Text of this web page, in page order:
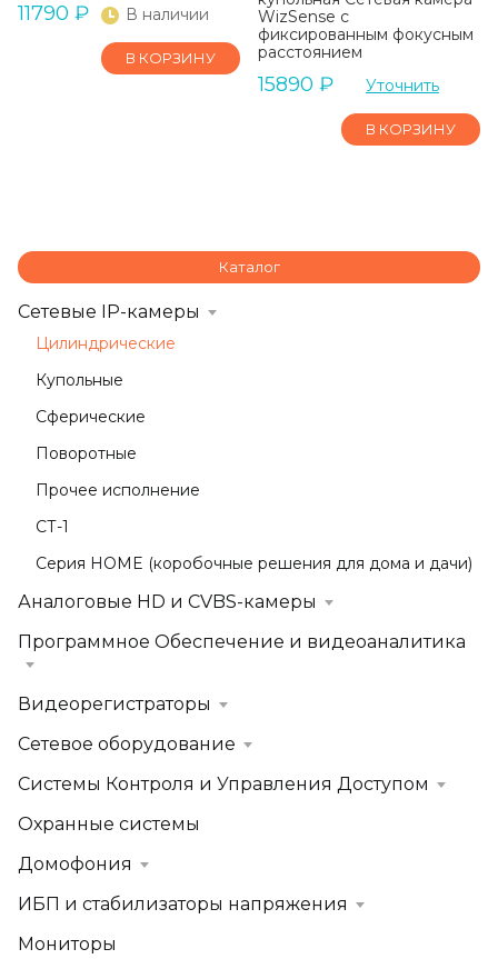
11790 ₽ В наличии
В КОРЗИНУ
WizSense с
фиксированным фокусным
расстоянием
15890 ₽ Уточнить
В КОРЗИНУ
Каталог
Сетевые IP-камеры
Цилиндрические
Купольные
Сферические
Поворотные
Прочее исполнение
СТ-1
Серия HOME (коробочные решения для дома и дачи)
Аналоговые HD и CVBS-камеры
Программное Обеспечение и видеоаналитика
Видеорегистраторы
Сетевое оборудование
Системы Контроля и Управления Доступом
Охранные системы
Домофония
ИБП и стабилизаторы напряжения
Мониторы